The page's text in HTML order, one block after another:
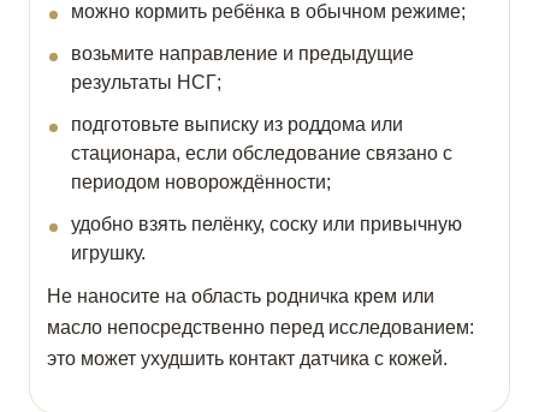
можно кормить ребёнка в обычном режиме;
возьмите направление и предыдущие
результаты НСГ;
подготовьте выписку из роддома или
стационара, если обследование связано с
периодом новорождённости;
удобно взять пелёнку, соску или привычную
игрушку.
Не наносите на область родничка крем или
масло непосредственно перед исследованием:
это может ухудшить контакт датчика с кожей.